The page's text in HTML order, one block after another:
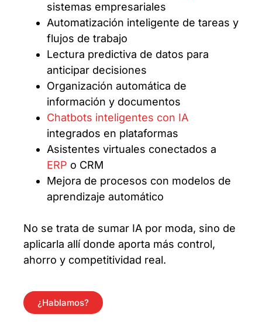
sistemas empresariales
Automatización inteligente de tareas y
flujos de trabajo
Lectura predictiva de datos para
anticipar decisiones
Organización automática de
información y documentos
Chatbots inteligentes con IA
integrados en plataformas
Asistentes virtuales conectados a
ERP o CRM
Mejora de procesos con modelos de
aprendizaje automático
No se trata de sumar IA por moda, sino de
aplicarla allí donde aporta más control,
ahorro y competitividad real.
¿Hablamos?